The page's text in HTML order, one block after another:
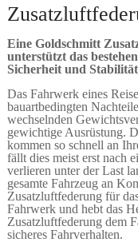
Eine Goldschmitt
unterstützt das
Sicherheit und
Das Fahrwerk eines
bauartbedingten
wechselnden
gewichtige Ausrüstung.
kommen so schnell an
fällt dies meist erst nach
verlieren unter der Last
gesamte Fahrzeug an
Zusatzluftfederung für
Fahrwerk und hebt das
Zusatzluftfederung dem
sicheres Fahrverhalten.